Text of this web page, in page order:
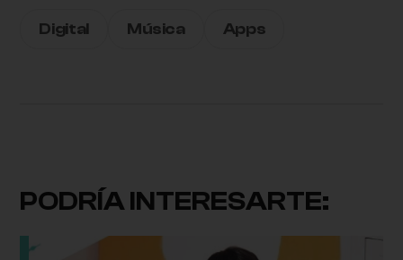
Digital Música Apps
PODRÍA INTERESARTE: